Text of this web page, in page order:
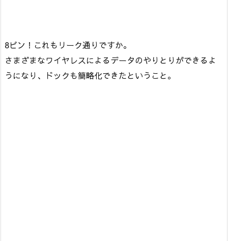
8ピン！これもリーク通りですか。
さまざまなワイヤレスによるデータのやりとりができるよ
うになり、ドックも簡略化できたということ。